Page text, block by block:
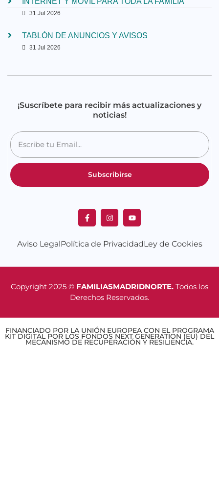
31 Jul 2026
TABLÓN DE ANUNCIOS Y AVISOS
31 Jul 2026
¡Suscríbete para recibir más actualizaciones y
noticias!
Subscribirse
Aviso Legal Política de PrivacidadLey de Cookies
Copyright 2025 © FAMILIASMADRIDNORTE. Todos los
Derechos Reservados.
FINANCIADO POR LA UNIÓN EUROPEA CON EL PROGRAMA
KIT DIGITAL POR LOS FONDOS NEXT GENERATION (EU) DEL
MECANISMO DE RECUPERACIÓN Y RESILIENCIA.